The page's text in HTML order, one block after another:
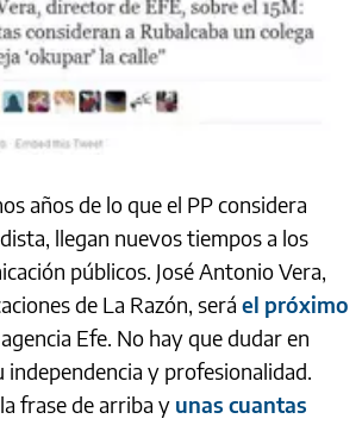
años de lo que el PP considera
llegan nuevos tiempos a los
públicos. José Antonio Vera,
de La Razón, será el próximo
Efe. No hay que dudar en
independencia y profesionalidad.
frase de arriba y unas cuantas